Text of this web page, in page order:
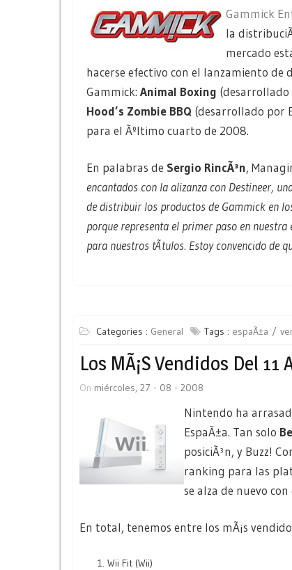
Gammick
la
mercado
hacerse efectivo con el lanzamiento de
Gammick: Animal Boxing
Hood’s Zombie BBQ (desarrollado por
para el Ãºltimo cuarto de 2008.
En palabras de Sergio RincÃ³n,
encantados con la alizanza con Destineer,
de distribuir los productos de Gammick en
porque representa el primer paso en
para nuestros tÃ­tulos. Estoy convencido de
Categories : General Tags : espaÃ±a
Los MÃ¡s Vendidos Del 11
On miércoles, 27 - 08 - 2008
Nintendo ha
EspaÃ±a. Tan solo
posiciÃ³n, y Buzz!
ranking para las
se alza de nuevo
En total, tenemos entre los mÃ¡s
Wii Fit (Wii)